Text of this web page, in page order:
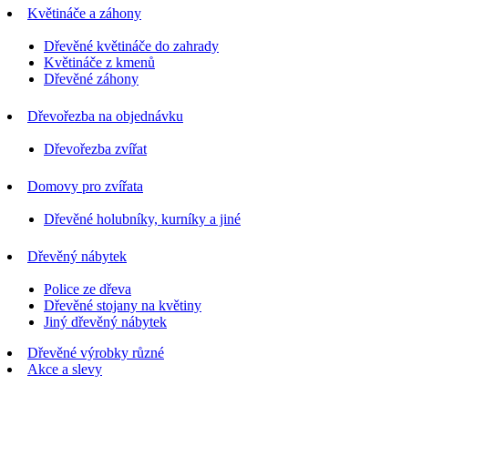
Květináče a záhony
Dřevěné květináče do zahrady
Květináče z kmenů
Dřevěné záhony
Dřevořezba na objednávku
Dřevořezba zvířat
Domovy pro zvířata
Dřevěné holubníky, kurníky a jiné
Dřevěný nábytek
Police ze dřeva
Dřevěné stojany na květiny
Jiný dřevěný nábytek
Dřevěné výrobky různé
Akce a slevy